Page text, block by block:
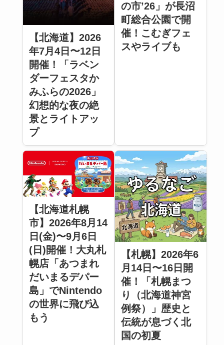
【北海道】2026
年7月4日〜12日
開催！「ラベン
ダーフェスタか
みふらの2026」
幻想的な夜の絶
景とライトアッ
プ
の市’26」が長沼
町総合公園で開
催！こむぎフェ
スやライブも
【北海道札幌
市】2026年8月14
日(金)〜9月6日
(日)開催！大丸札
幌店「あつまれ
だいまるデパー
島」でNintendo
の世界に飛び込
もう
【札幌】2026年6
月14日〜16日開
催！「札幌まつ
り（北海道神宮
例祭）」歴史と
伝統が息づく北
国の初夏